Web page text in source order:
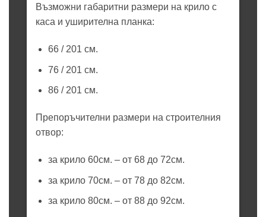
Възможни габаритни размери на крило с
каса и уширителна планка:
66 / 201 см.
76 / 201 см.
86 / 201 см.
Препоръчителни размери на строителния
отвор:
за крило 60см. – от 68 до 72см.
за крило 70см. – от 78 до 82см.
за крило 80см. – от 88 до 92см.